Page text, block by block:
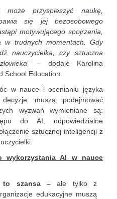
może przyspieszyć naukę,
się jej bezosobowego
motywującego spojrzenia,
trudnych momentach. Gdy
nauczycielka, czy sztuczna
” – dodaje Karolina
School Education.
w nauce i ocenianiu języka
muszą podejmować
wyzwań wymieniane są:
do AI, odpowiedzialne
sztucznej inteligencji z
wykorzystania AI w nauce
to szansa –ale tylko z
edukacyjne muszą